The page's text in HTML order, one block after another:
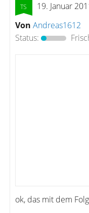
19. Januar
Von Andreas1612
Status:
ok, das mit dem